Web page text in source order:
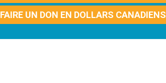
FAIRE UN DON EN DOLLARS CANADIENS